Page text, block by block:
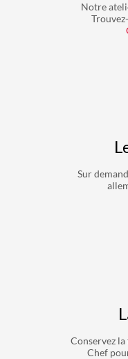
Notre
Sur
Conservez
Chef